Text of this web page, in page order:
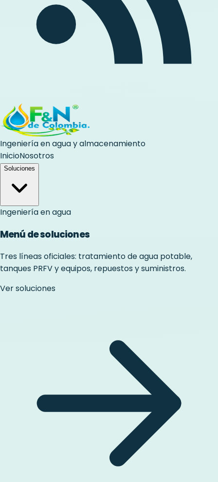
Ingeniería en agua y almacenamiento
InicioNosotros
Soluciones
Ingeniería en agua
Menú de soluciones
Tres líneas oficiales: tratamiento de agua potable,
tanques PRFV y equipos, repuestos y suministros.
Ver soluciones